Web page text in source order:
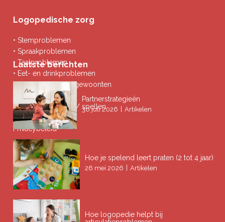
Logopedische zorg
• Stemproblemen
• Spraakproblemen
• Taalproblemen
• Eet- en drinkproblemen
• Afwijkende mondgewoonten
• Ademproblemen
• Problemen lezen / spellen
Privacybeleid
Laatste berichten
Partnerstrategieën
30 juli 2026 Artikelen
Hoe je spelend leert praten (2 tot 4 jaar)
26 mei 2026 Artikelen
Hoe logopedie helpt bij